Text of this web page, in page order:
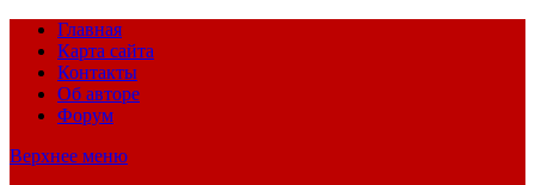
Главная
Карта сайта
Контакты
Об авторе
Форум
Верхнее меню